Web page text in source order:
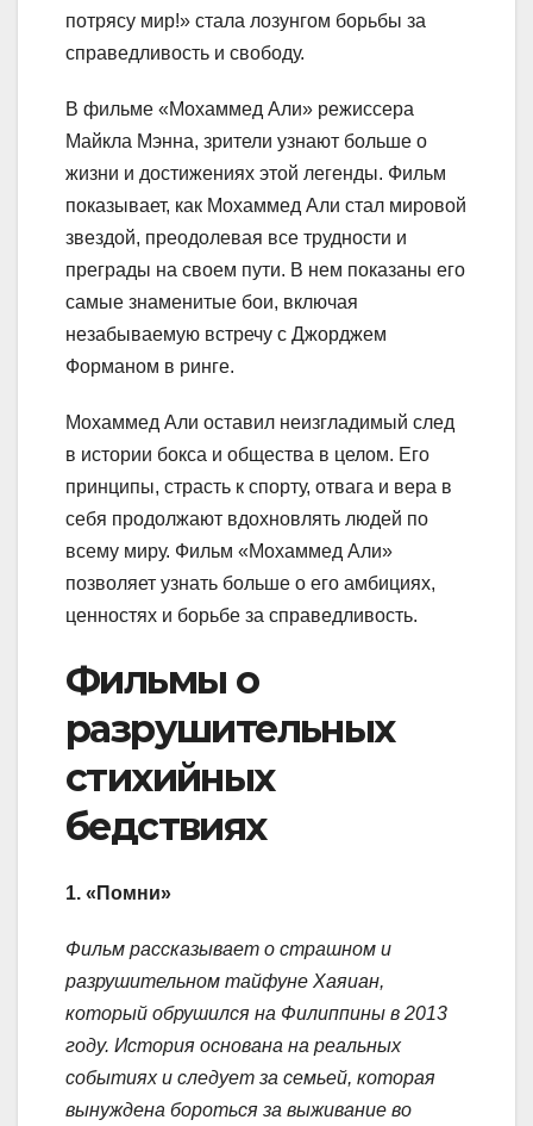
потрясу мир!» стала лозунгом борьбы за
справедливость и свободу.
В фильме «Мохаммед Али» режиссера
Майкла Мэнна, зрители узнают больше о
жизни и достижениях этой легенды. Фильм
показывает, как Мохаммед Али стал мировой
звездой, преодолевая все трудности и
преграды на своем пути. В нем показаны его
самые знаменитые бои, включая
незабываемую встречу с Джорджем
Форманом в ринге.
Мохаммед Али оставил неизгладимый след
в истории бокса и общества в целом. Его
принципы, страсть к спорту, отвага и вера в
себя продолжают вдохновлять людей по
всему миру. Фильм «Мохаммед Али»
позволяет узнать больше о его амбициях,
ценностях и борьбе за справедливость.
Фильмы о
разрушительных
стихийных
бедствиях
1. «Помни»
Фильм рассказывает о страшном и
разрушительном тайфуне Хаяиан,
который обрушился на Филиппины в 2013
году. История основана на реальных
событиях и следует за семьей, которая
вынуждена бороться за выживание во